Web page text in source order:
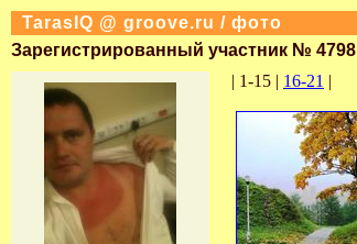
TarasIQ @ groove.ru / фото
Зарегистрированный участник № 4798
| 1-15 | 16-21 |